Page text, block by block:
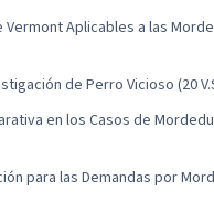
Aplicables a las
de Perro Vicioso (20
en los Casos de
para las Demandas por